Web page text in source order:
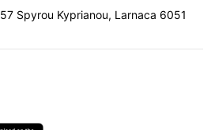
57 Spyrou Kyprianou, Larnaca 6051